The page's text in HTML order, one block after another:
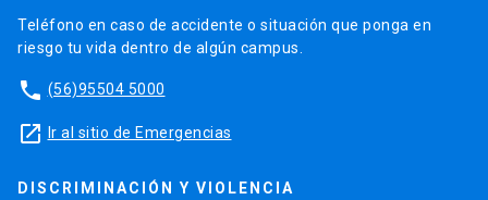
Teléfono en caso de accidente o situación que ponga en
riesgo tu vida dentro de algún campus.
phone (56)95504 5000
launch Ir al sitio de Emergencias
DISCRIMINACIÓN Y VIOLENCIA